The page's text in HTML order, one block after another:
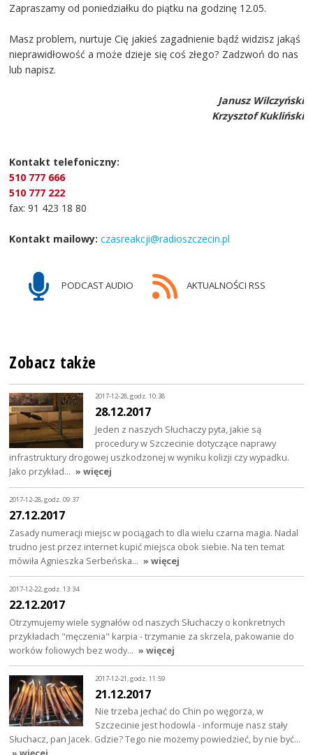
Zapraszamy od poniedziałku do piątku na godzinę 12.05.
Masz problem, nurtuje Cię jakieś zagadnienie bądź widzisz jakąś
nieprawidłowość a może dzieje się coś złego? Zadzwoń do nas
lub napisz.
Janusz Wilczyński
Krzysztof Kukliński
Kontakt telefoniczny:
510 777 666
510 777 222
fax: 91 423 18 80
Kontakt mailowy: czasreakcji@radioszczecin.pl
PODCAST AUDIO AKTUALNOŚCI RSS
Zobacz także
2017-12-28, godz. 10:38
28.12.2017
Jeden z naszych Słuchaczy pyta, jakie są
procedury w Szczecinie dotyczące naprawy
infrastruktury drogowej uszkodzonej w wyniku kolizji czy wypadku.
Jako przykład… » więcej
2017-12-28, godz. 09:37
27.12.2017
Zasady numeracji miejsc w pociągach to dla wielu czarna magia. Nadal
trudno jest przez internet kupić miejsca obok siebie. Na ten temat
mówiła Agnieszka Serbeńska… » więcej
2017-12-22, godz. 13:34
22.12.2017
Otrzymujemy wiele sygnałów od naszych Słuchaczy o konkretnych
przykładach "męczenia" karpia - trzymanie za skrzela, pakowanie do
worków foliowych bez wody… » więcej
2017-12-21, godz. 11:59
21.12.2017
Nie trzeba jechać do Chin po węgorza, w
Szczecinie jest hodowla - informuje nasz stały
Słuchacz, pan Jacek. Gdzie? Tego nie możemy powiedzieć, by nie być…